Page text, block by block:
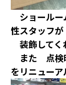
ショール
性スタッフ
装飾して
また 点検
をリニューア